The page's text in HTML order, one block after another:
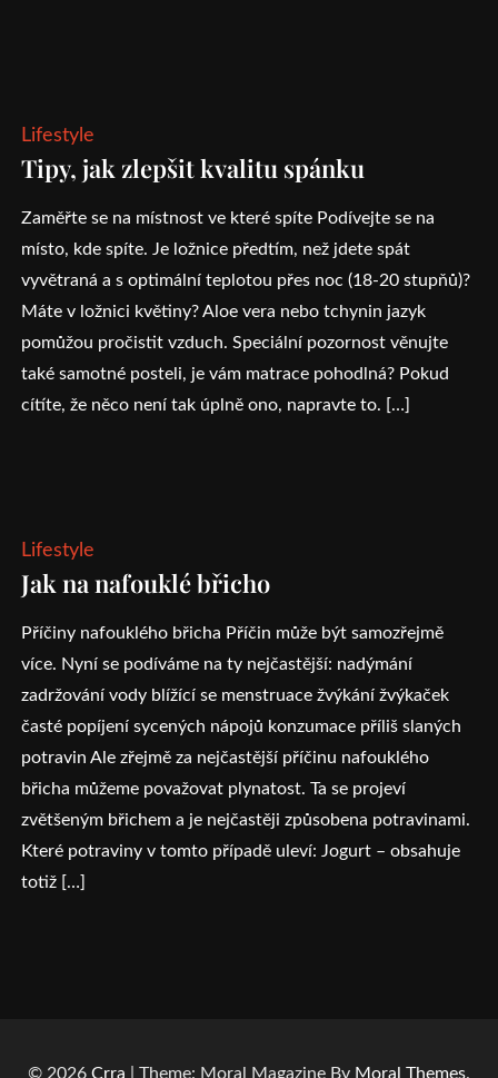
Lifestyle
Tipy, jak zlepšit kvalitu spánku
Zaměřte se na místnost ve které spíte Podívejte se na
místo, kde spíte. Je ložnice předtím, než jdete spát
vyvětraná a s optimální teplotou přes noc (18-20 stupňů)?
Máte v ložnici květiny? Aloe vera nebo tchynin jazyk
pomůžou pročistit vzduch. Speciální pozornost věnujte
také samotné posteli, je vám matrace pohodlná? Pokud
cítíte, že něco není tak úplně ono, napravte to. […]
Lifestyle
Jak na nafouklé břicho
Příčiny nafouklého břicha Příčin může být samozřejmě
více. Nyní se podíváme na ty nejčastější: nadýmání
zadržování vody blížící se menstruace žvýkání žvýkaček
časté popíjení sycených nápojů konzumace příliš slaných
potravin Ale zřejmě za nejčastější příčinu nafouklého
břicha můžeme považovat plynatost. Ta se projeví
zvětšeným břichem a je nejčastěji způsobena potravinami.
Které potraviny v tomto případě uleví: Jogurt – obsahuje
totiž […]
© 2026 Crra | Theme: Moral Magazine By Moral Themes.